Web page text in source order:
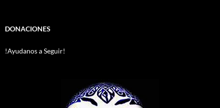
DONACIONES
!Ayudanos a Seguir!